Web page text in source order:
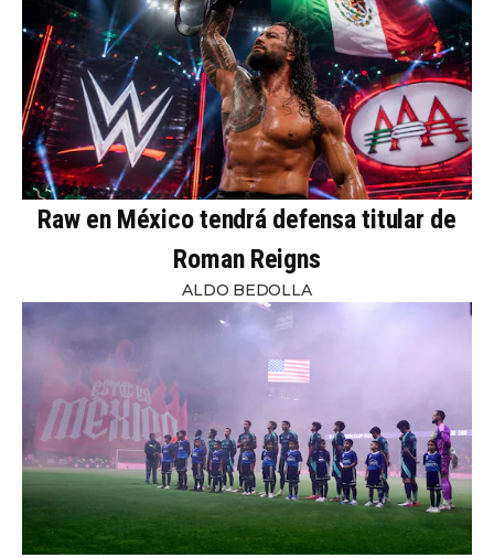
Raw en México tendrá defensa titular de
Roman Reigns
ALDO BEDOLLA